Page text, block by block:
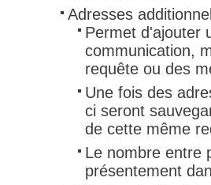
Adresses
Permet d'ajouter
communication,
requête ou des
Une fois des
ci seront
de cette même
Le nombre entre
présentement